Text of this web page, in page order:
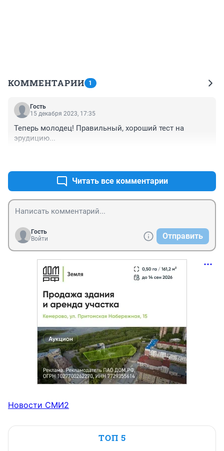
КОММЕНТАРИИ 1
Гость
15 декабря 2023, 17:35
Теперь молодец! Правильный, хороший тест на
эрудицию...
Читать все комментарии
Гость
Войти
Отправить
Новости СМИ2
ТОП 5